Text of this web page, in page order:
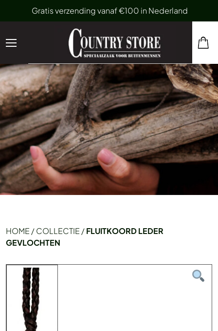
Gratis verzending vanaf €100 in Nederland
HOME /COLLECTIE /FLUITKOORD LEDER
GEVLOCHTEN